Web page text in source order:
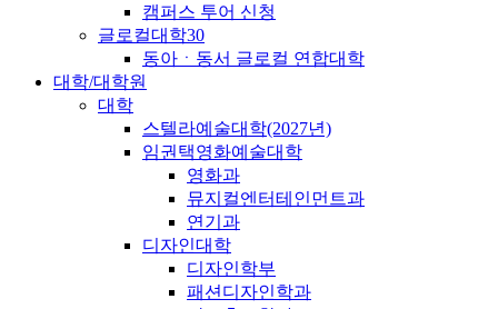
캠퍼스 투어 신청
글로컬대학30
동아ㆍ동서 글로컬 연합대학
대학/대학원
대학
스텔라예술대학(2027년)
임권택영화예술대학
영화과
뮤지컬엔터테인먼트과
연기과
디자인대학
디자인학부
패션디자인학과